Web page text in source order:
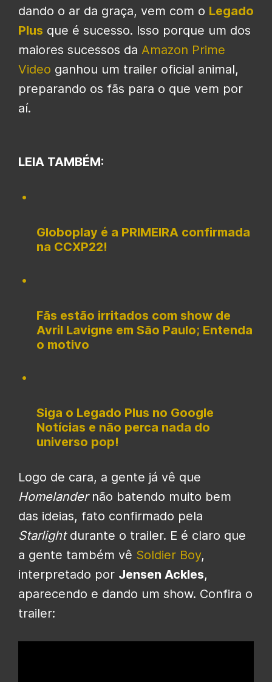
dando o ar da graça, vem com o Legado
Plus que é sucesso. Isso porque um dos
maiores sucessos da Amazon Prime
Video ganhou um trailer oficial animal,
preparando os fãs para o que vem por
aí.
LEIA TAMBÉM:
Globoplay é a PRIMEIRA confirmada
na CCXP22!
Fãs estão irritados com show de
Avril Lavigne em São Paulo; Entenda
o motivo
Siga o Legado Plus no Google
Notícias e não perca nada do
universo pop!
Logo de cara, a gente já vê que
Homelandernão batendo muito bem
das ideias, fato confirmado pela
Starlightdurante o trailer. E é claro que
a gente também vê Soldier Boy,
interpretado por Jensen Ackles,
aparecendo e dando um show. Confira o
trailer: